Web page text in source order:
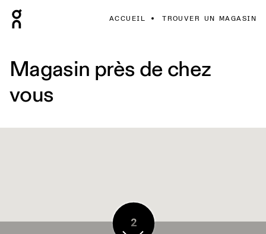
ACCUEIL TROUVER UN MAGASIN
Magasin près de chez
vous
2
2